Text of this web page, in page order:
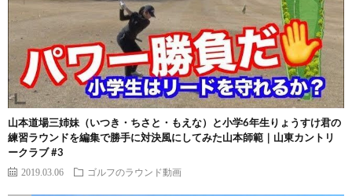
山本道場三姉妹（いつき・ちさと・もえな）と小学6年生りょうすけ君の
練習ラウンドを編集で勝手に対決風にしてみた山本師範｜山東カントリ
ークラブ #3
2019.03.06 ゴルフのラウンド動画